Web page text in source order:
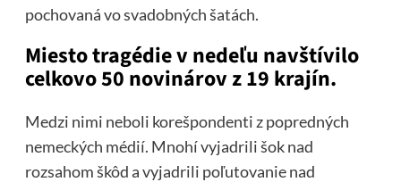
pochovaná vo svadobných šatách.
Miesto tragédie v nedeľu navštívilo
celkovo 50 novinárov z 19 krajín.
Medzi nimi neboli korešpondenti z popredných
nemeckých médií. Mnohí vyjadrili šok nad
rozsahom škôd a vyjadrili poľutovanie nad